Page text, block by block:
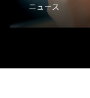
ニュース